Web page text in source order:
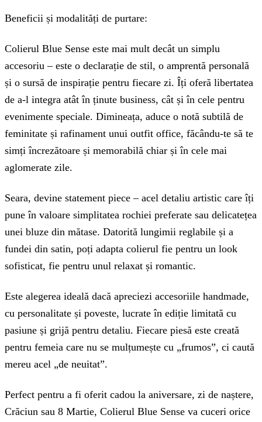
Beneficii și modalități de purtare:
Colierul Blue Sense este mai mult decât un simplu
accesoriu – este o declarație de stil, o amprentă personală
și o sursă de inspirație pentru fiecare zi. Îți oferă libertatea
de a-l integra atât în ținute business, cât și în cele pentru
evenimente speciale. Dimineața, aduce o notă subtilă de
feminitate și rafinament unui outfit office, făcându-te să te
simți încrezătoare și memorabilă chiar și în cele mai
aglomerate zile.
Seara, devine statement piece – acel detaliu artistic care îți
pune în valoare simplitatea rochiei preferate sau delicatețea
unei bluze din mătase. Datorită lungimii reglabile și a
fundei din satin, poți adapta colierul fie pentru un look
sofisticat, fie pentru unul relaxat și romantic.
Este alegerea ideală dacă apreciezi accesoriile handmade,
cu personalitate și poveste, lucrate în ediție limitată cu
pasiune și grijă pentru detaliu. Fiecare piesă este creată
pentru femeia care nu se mulțumește cu „frumos”, ci caută
mereu acel „de neuitat”.
Perfect pentru a fi oferit cadou la aniversare, zi de naștere,
Crăciun sau 8 Martie, Colierul Blue Sense va cuceri orice